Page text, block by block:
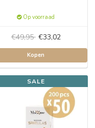
Op voorraad
€49,95 €33,02
Kopen
SALE